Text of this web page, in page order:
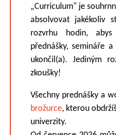
„Curriculum" je
absolvovat jakékoliv
rozvrhu hodin, abys
přednášky, semináře
ukončil(a). Jediným
zkoušky!
Všechny prednášky a
brožurce, kterou
univerzity.